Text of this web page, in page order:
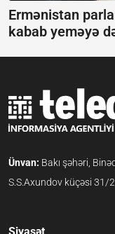
Ermənistan
kabab yeməyə
Ünvan: Bakı şəhəri,
S.S.Axundov küçəsi 31/